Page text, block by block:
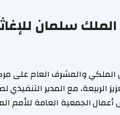
الملك سلمان
الملكي والمشرف العام على
الربيعة، مع المدير
الجمعية العامة للأمم